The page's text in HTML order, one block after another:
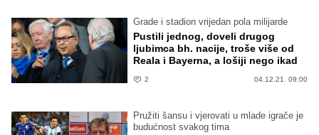
Grade i stadion vrijedan pola milijarde
Pustili jednog, doveli drugog
ljubimca bh. nacije, troše više od
Reala i Bayerna, a lošiji nego ikad
2 04.12.21. 09:00
Pružiti šansu i vjerovati u mlade igrače je
budućnost svakog tima